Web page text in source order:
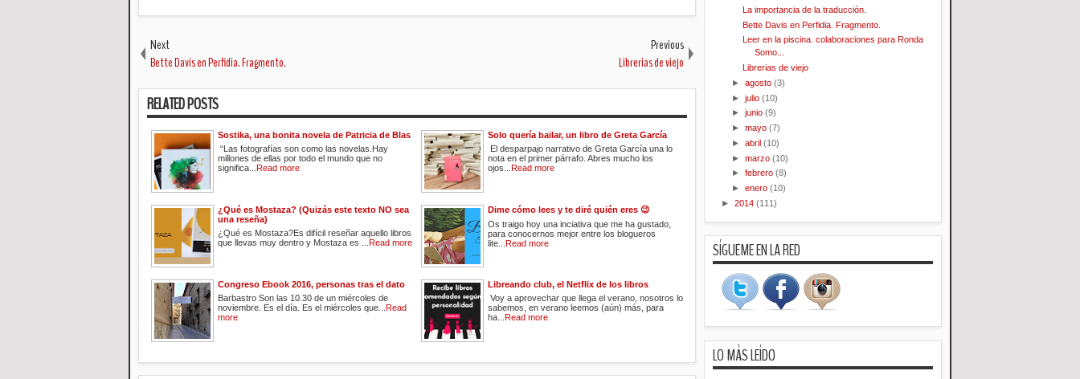
Next
Bette Davis en Perfidia. Fragmento.
Previous
Librerias de viejo
RELATED POSTS
Sostika, una bonita novela de Patricia de Blas
“Las fotografías son como las novelas.Hay
millones de ellas por todo el mundo que no
significa...
Read more
Solo quería bailar, un libro de Greta García
El desparpajo narrativo de Greta García una lo
nota en el primer párrafo. Abres mucho los
ojos...
Read more
¿Qué es Mostaza? (Quizás este texto NO sea
una reseña)
¿Qué es Mostaza?Es difícil reseñar aquello libros
que llevas muy dentro y Mostaza es ...
Read more
Dime cómo lees y te diré quién eres 😉
Os traigo hoy una inciativa que me ha gustado,
para conocernos mejor entre los blogueros
lite...
Read more
Congreso Ebook 2016, personas tras el dato
Barbastro Son las 10.30 de un miércoles de
noviembre. Es el día. Es el miércoles que...
Read
more
Libreando club, el Netflix de los libros
Voy a aprovechar que llega el verano, nosotros lo
sabemos, en verano leemos (aún) más, para
ha...
Read more
La importancia de la traducción.
Bette Davis en Perfidia. Fragmento.
Leer en la piscina. colaboraciones para Ronda
Somo...
Librerias de viejo
►agosto(3)
►julio(10)
►junio(9)
►mayo(7)
►abril(10)
►marzo(10)
►febrero(8)
►enero(10)
► 2014 (111)
SÍGUEME EN LA RED
LO MÁS LEÍDO